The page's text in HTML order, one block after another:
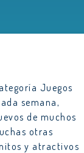
Juegos
semana,
de muchos
otras
y atractivos